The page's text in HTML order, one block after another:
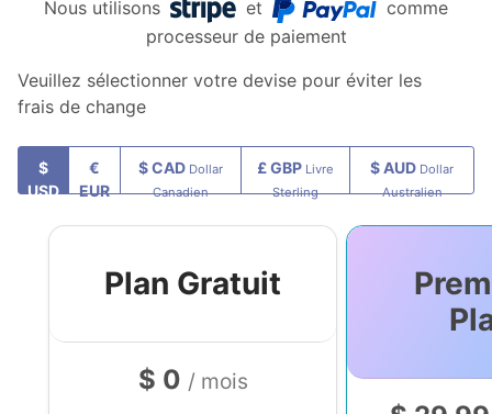
Nous utilisons et
comme
processeur de paiement
Veuillez sélectionner votre devise pour éviter les
frais de change
$
USD
€
EUR
$ CAD Dollar
Canadien
£ GBP Livre
Sterling
$ AUD Dollar
Australien
Plan Gratuit
$ 0 / mois